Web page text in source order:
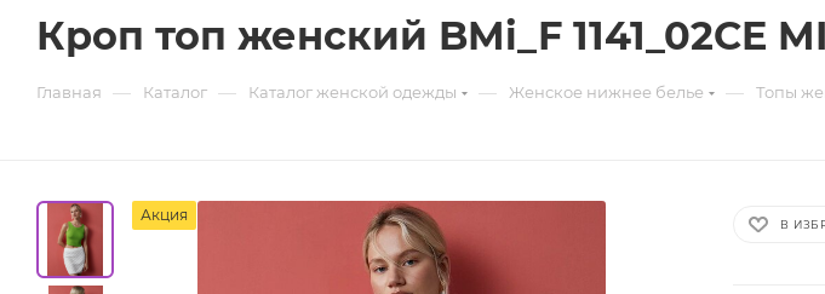
Кроп топ женский BMi_F 1141_02CE
Главная — Каталог — Каталог женской одежды — Женское нижнее белье — Топы
Акция
В